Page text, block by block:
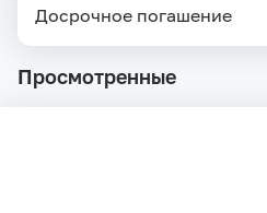
Досрочное погашение
Просмотренные